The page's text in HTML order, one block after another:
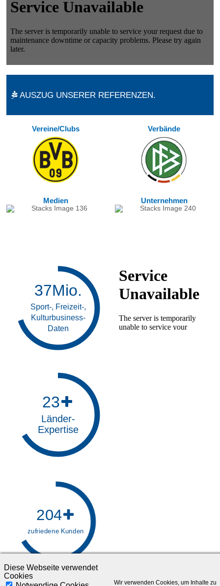
AUSZUG UNSERER REFERENZEN.
Vereine/Clubs Verbände
Medien Unternehmen
43Mio.
Sport-, Freizeit-,
Kulturbusiness-
Daten
26
Länder-
Expertise
236
zufriedene Kunden
Diese Webseite verwendet
Cookies
Wir verwenden Cookies, um Inhalte zu